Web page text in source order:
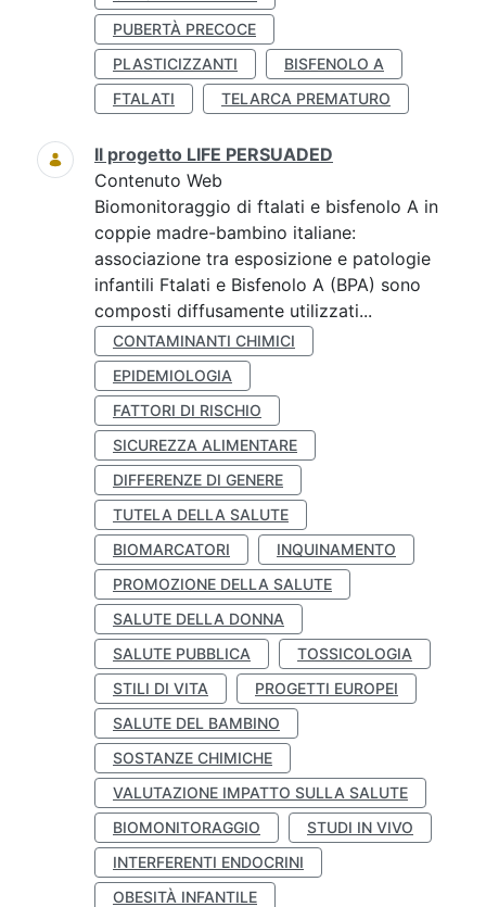
PUBERTÀ PRECOCE
PLASTICIZZANTI
BISFENOLO A
FTALATI
TELARCA PREMATURO
Il progetto LIFE PERSUADED
Contenuto Web
Biomonitoraggio di ftalati e bisfenolo A in
coppie madre-bambino italiane:
associazione tra esposizione e patologie
infantili Ftalati e Bisfenolo A (BPA) sono
composti diffusamente utilizzati...
CONTAMINANTI CHIMICI
EPIDEMIOLOGIA
FATTORI DI RISCHIO
SICUREZZA ALIMENTARE
DIFFERENZE DI GENERE
TUTELA DELLA SALUTE
BIOMARCATORI
INQUINAMENTO
PROMOZIONE DELLA SALUTE
SALUTE DELLA DONNA
SALUTE PUBBLICA
TOSSICOLOGIA
STILI DI VITA
PROGETTI EUROPEI
SALUTE DEL BAMBINO
SOSTANZE CHIMICHE
VALUTAZIONE IMPATTO SULLA SALUTE
BIOMONITORAGGIO
STUDI IN VIVO
INTERFERENTI ENDOCRINI
OBESITÀ INFANTILE